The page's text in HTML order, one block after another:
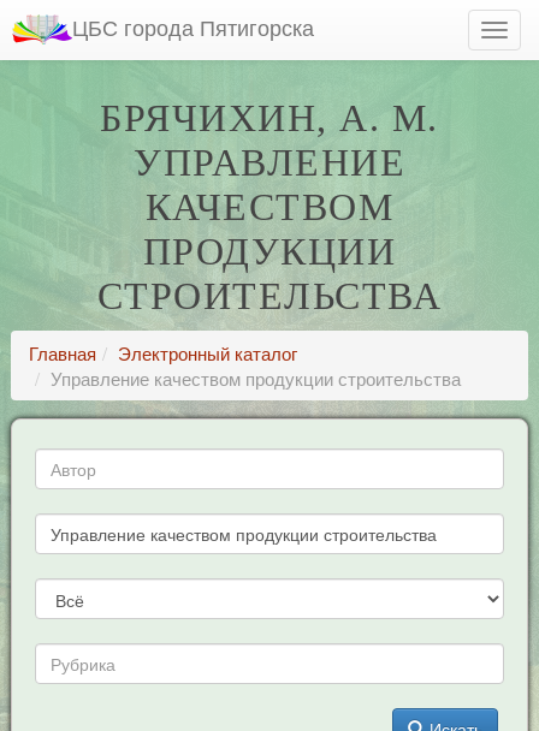
ЦБС города Пятигорска
БРЯЧИХИН, А. М.
УПРАВЛЕНИЕ
КАЧЕСТВОМ
ПРОДУКЦИИ
СТРОИТЕЛЬСТВА
Главная
Электронный каталог
Управление качеством продукции строительства